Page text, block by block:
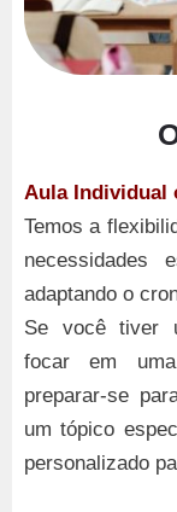
Aula Individual
Temos a
necessidades
adaptando o
Se você tiver
focar em uma
preparar-se
um tópico
personalizado